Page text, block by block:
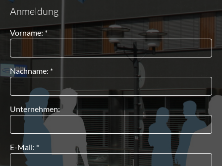
Anmeldung
Vorname: *
Nachname: *
Unternehmen:
E-Mail: *